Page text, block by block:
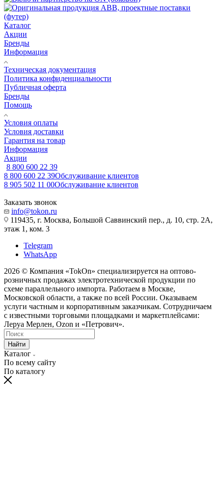
Каталог
Акции
Бренды
Информация
Техническая документация
Политика конфиденциальности
Публичная оферта
Бренды
Помощь
Условия оплаты
Условия доставки
Гарантия на товар
Информация
Акции
8 800 600 22 39
8 800 600 22 39Обслуживание клиентов
8 905 502 11 00Обслуживание клиентов
Заказать звонок
info@tokon.ru
119435, г. Москва, Большой Саввинский пер., д. 10, стр. 2А,
этаж 1, ком. 3
Telegram
WhatsApp
2026 © Компания «TokOn» специализируется на оптово-
розничных продажах электротехнической продукции по
схеме параллельного импорта. Работаем в Москве,
Московской области, а также по всей России. Оказываем
услуги частным и корпоративным заказчикам. Сотрудничаем
с известными торговыми площадками и маркетплейсами:
Леруа Мерлен, Ozon и «Петрович».
Найти
Каталог
По всему сайту
По каталогу